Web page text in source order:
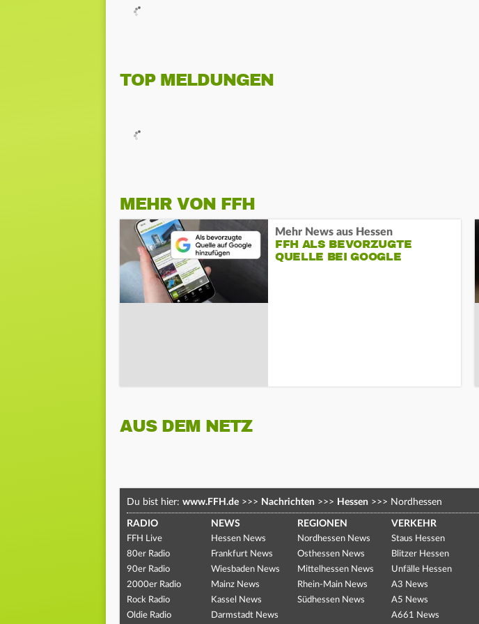
TOP MELDUNGEN
MEHR VON FFH
Mehr News aus Hessen
FFH ALS BEVORZUGTE
QUELLE BEI GOOGLE
AUS DEM NETZ
Du bist hier: www.FFH.de >>> Nachrichten >>> Hessen >>> Nordhessen
RADIO
FFH Live
80er Radio
90er Radio
2000er Radio
Rock Radio
Oldie Radio
NEWS
Hessen News
Frankfurt News
Wiesbaden News
Mainz News
Kassel News
Darmstadt News
REGIONEN
Nordhessen News
Osthessen News
Mittelhessen News
Rhein-Main News
Südhessen News
VERKEHR
Staus Hessen
Blitzer Hessen
Unfälle Hessen
A3 News
A5 News
A661 News